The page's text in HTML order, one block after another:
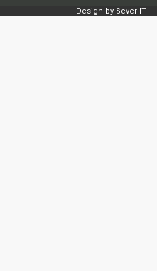
Design by Sever-IT